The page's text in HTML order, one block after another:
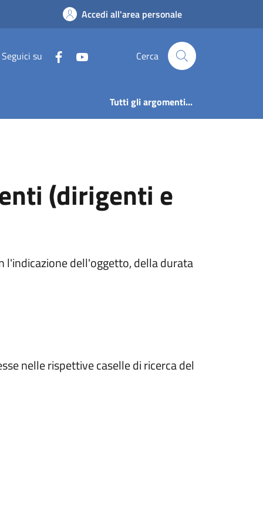
(dirigenti e
Accedi all'area personale
Seguici su Cerca
Tutti gli argomenti...
(dirigenti e
l'indicazione dell'oggetto, della durata
nelle rispettive caselle di ricerca del